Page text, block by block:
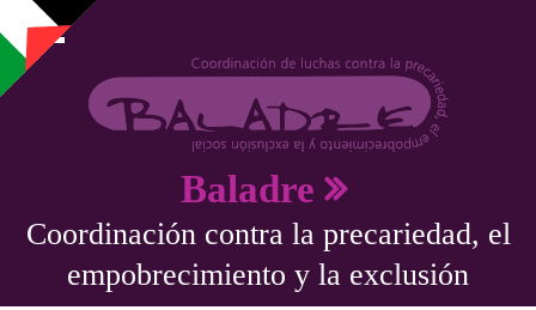
Pasar al contenido principal
Baladre
Coordinación contra la precariedad, el
empobrecimiento y la exclusión